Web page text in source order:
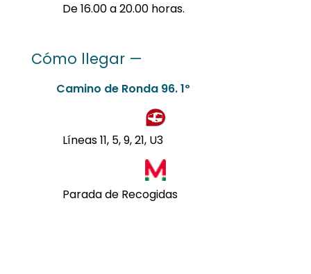
De 16.00 a 20.00 horas.
Cómo llegar —
Camino de Ronda 96. 1º
Líneas 11, 5, 9, 21, U3
Parada de Recogidas